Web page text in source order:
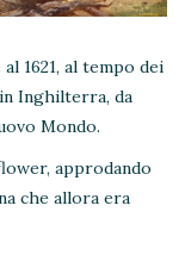
1621, al tempo dei
Inghilterra, da
Mondo.
approdando
che allora era